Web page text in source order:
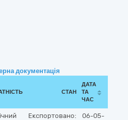
документація
СТАН
ДАТА
ТА
ЧАС
Експортовано:
06-05-